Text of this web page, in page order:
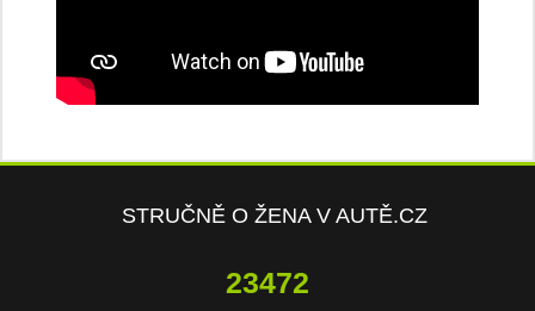
STRUČNĚ O ŽENA V AUTĚ.CZ
23472